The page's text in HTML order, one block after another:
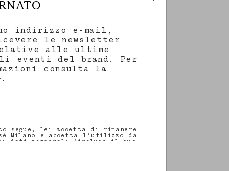
indirizzo e-mail,
le newsletter
relative alle ultime
eventi del brand. Per
consulta la
.
segue, lei accetta di rimanere
Milano e accetta l’utilizzo da
dati personali (incluso il suo
alle nostre ultime
eventi, prodotti e servizi.